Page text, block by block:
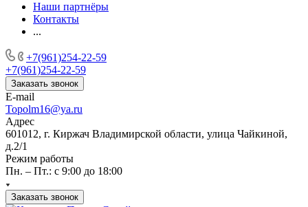
Наши партнёры
Контакты
...
+7(961)254-22-59
+7(961)254-22-59
Заказать звонок
E-mail
Topolm16@ya.ru
Адрес
601012, г. Киржач Владимирской области, улица Чайкиной,
д.2/1
Режим работы
Пн. – Пт.: с 9:00 до 18:00
Заказать звонок